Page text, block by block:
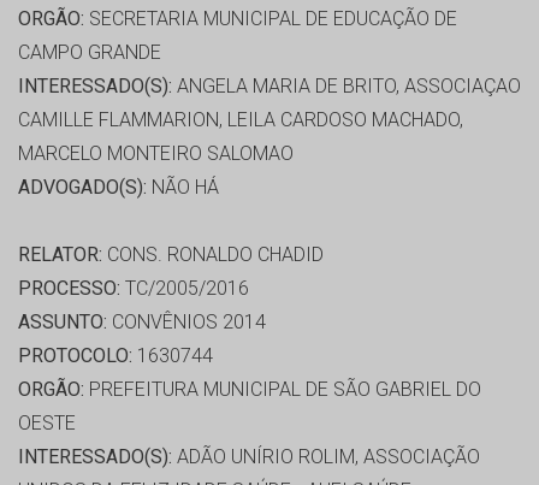
ORGÃO: SECRETARIA MUNICIPAL DE EDUCAÇÃO DE
CAMPO GRANDE
INTERESSADO(S): ANGELA MARIA DE BRITO, ASSOCIAÇAO
CAMILLE FLAMMARION, LEILA CARDOSO MACHADO,
MARCELO MONTEIRO SALOMAO
ADVOGADO(S): NÃO HÁ
RELATOR: CONS. RONALDO CHADID
PROCESSO: TC/2005/2016
ASSUNTO: CONVÊNIOS 2014
PROTOCOLO: 1630744
ORGÃO: PREFEITURA MUNICIPAL DE SÃO GABRIEL DO
OESTE
INTERESSADO(S): ADÃO UNÍRIO ROLIM, ASSOCIAÇÃO